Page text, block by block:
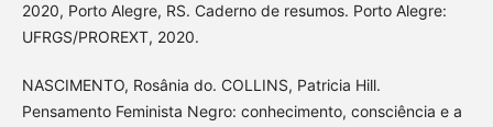
2020, Porto Alegre, RS. Caderno de resumos. Porto Alegre:
UFRGS/PROREXT, 2020.
NASCIMENTO, Rosânia do. COLLINS, Patricia Hill.
Pensamento Feminista Negro: conhecimento, consciência e a